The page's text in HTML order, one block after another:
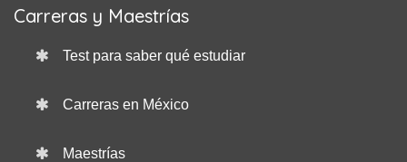
Carreras y Maestrías
Test para saber qué estudiar
Carreras en México
Maestrías